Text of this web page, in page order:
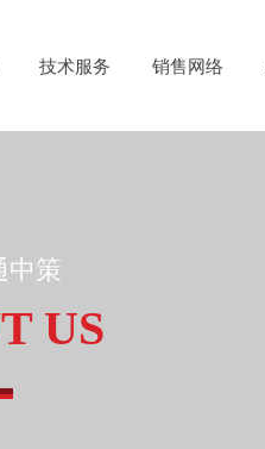
技术服务 销售网络
中策
US